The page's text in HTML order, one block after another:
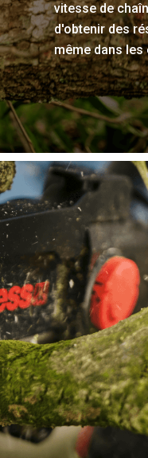
vitesse de
d'obtenir des
même dans